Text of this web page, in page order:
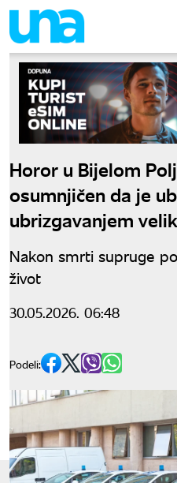
Horor u Bijelom
osumnjičen da je
ubrizgavanjem
Nakon smrti supruge
život
30.05.2026. 06:48
Podeli: